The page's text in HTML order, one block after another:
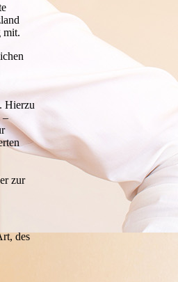
mit.
Hierzu
–
zur
des